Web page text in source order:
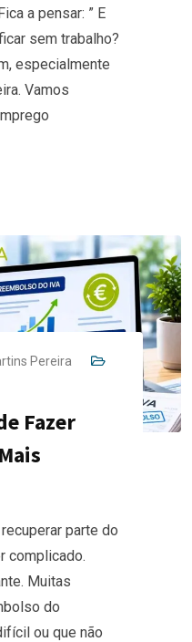
a pensar: ” E
sem trabalho?
especialmente
Vamos
Pereira
Fazer
parte do
complicado.
Muitas
do
ou que não